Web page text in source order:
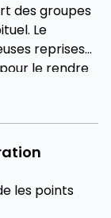
des groupes
Le
reprises
le rendre
au-delà
à une large
décisions
étayer
les points